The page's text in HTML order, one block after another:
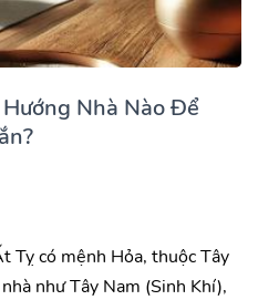
Nhà Nào Để
Tỵ có mệnh Hỏa, thuộc Tây
như Tây Nam (Sinh Khí),